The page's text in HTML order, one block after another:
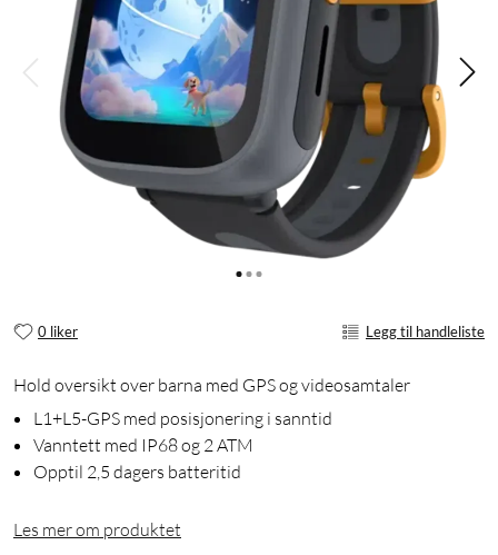
0 liker Legg til handleliste
Hold oversikt over barna med GPS og videosamtaler
L1+L5-GPS med posisjonering i sanntid
Vanntett med IP68 og 2 ATM
Opptil 2,5 dagers batteritid
Les mer om produktet